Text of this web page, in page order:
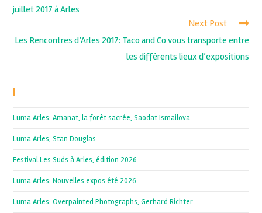
juillet 2017 à Arles
Next Post
Les Rencontres d’Arles 2017: Taco and Co vous transporte entre
les différents lieux d’expositions
Luma Arles: Amanat, la forêt sacrée, Saodat Ismailova
Luma Arles, Stan Douglas
Festival Les Suds à Arles, édition 2026
Luma Arles: Nouvelles expos été 2026
Luma Arles: Overpainted Photographs, Gerhard Richter